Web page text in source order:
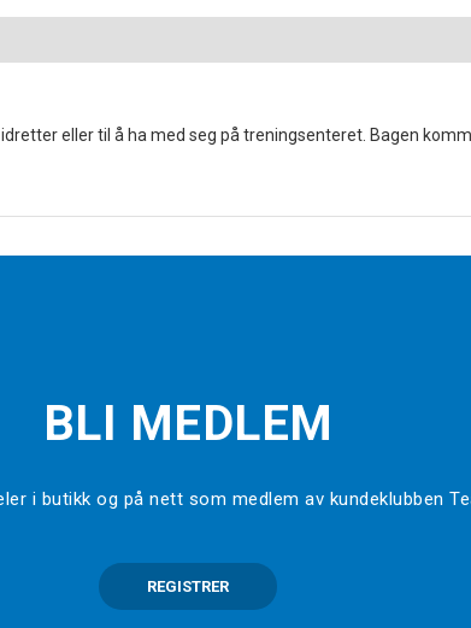
eller til å ha med seg på treningsenteret. Bagen
BLI MEDLEM
i butikk og på nett som medlem av kundeklubben
REGISTRER